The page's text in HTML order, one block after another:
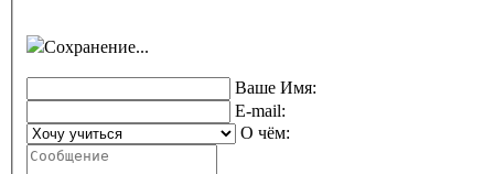
Сохранение...
Ваше Имя:
E-mail:
О чём: